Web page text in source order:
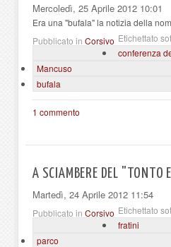
Mercoledì, 25 Aprile 2012 10:01
Era una "bufala" la notizia della
Pubblicato in Corsivo Etichettato
conferenza
Mancuso
bufala
1 commento
A SCIAMBERE DEL "TONTO
Martedì, 24 Aprile 2012 11:54
Pubblicato in Corsivo Etichettato
fratini
parco